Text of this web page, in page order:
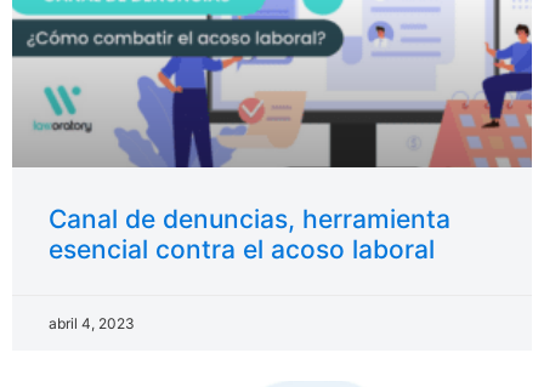
Canal de denuncias, herramienta
esencial contra el acoso laboral
abril 4, 2023